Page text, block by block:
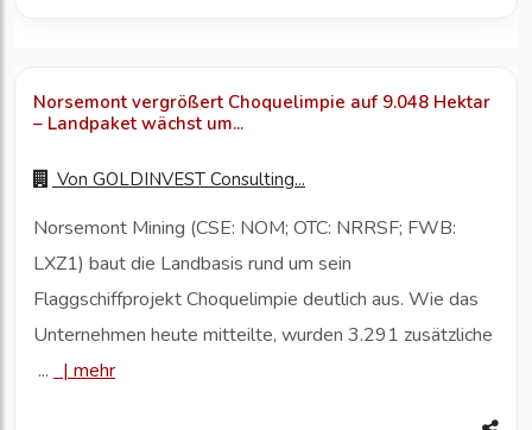
Norsemont vergrößert Choquelimpie auf 9.048 Hektar
– Landpaket wächst um...
Von GOLDINVEST Consulting...
Norsemont Mining (CSE: NOM; OTC: NRRSF; FWB:
LXZ1) baut die Landbasis rund um sein
Flaggschiffprojekt Choquelimpie deutlich aus. Wie das
Unternehmen heute mitteilte, wurden 3.291 zusätzliche
...
| mehr